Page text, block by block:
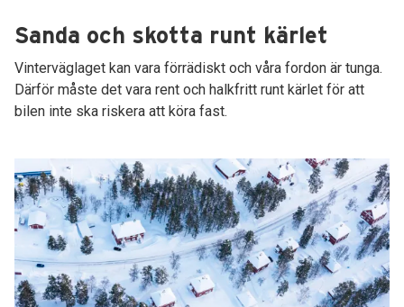
Sanda och skotta runt kärlet
Vinterväglaget kan vara förrädiskt och våra fordon är tunga.
Därför måste det vara rent och halkfritt runt kärlet för att
bilen inte ska riskera att köra fast.